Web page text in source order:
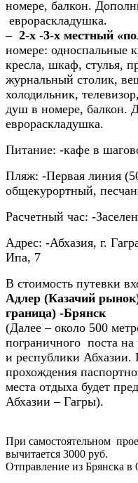
номере, балкон.
еврораскладушка.
– 2-х -3-х местный
номере: односпальные
кресла, шкаф, стулья,
журнальный столик,
холодильник,
душ в номере, балкон.
еврораскладушка.
Питание: -кафе в
Пляж: -Первая линия
общекурортный,
Расчетный час: -
Адрес: -Абхазия, г.
Ипа, 7
В стоимость путевки
Адлер (Казачий
граница) -Брянск
(Далее – около 500
пограничного поста
и республики Абхазии.
прохождения
места отдыха будет
Абхазии – Гагры).
При самостоятельном
вычитается 3000 руб.
Отправление из Брянска